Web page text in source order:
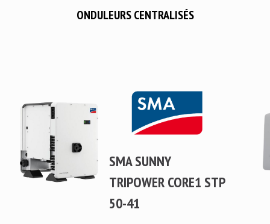
ONDULEURS CENTRALISÉS
SMA SUNNY
TRIPOWER CORE1 STP
50-41